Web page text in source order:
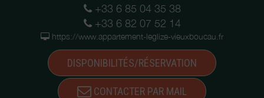
+33 6 85 04 35 38
+33 6 82 07 52 14
https://www.appartement-leglize-vieuxboucau.fr
DISPONIBILITÉS/RÉSERVATION
CONTACTER PAR MAIL